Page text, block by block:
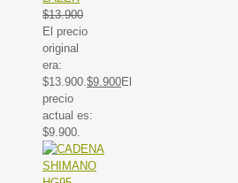
$13.900
El precio
original
era:
$13.900.$9.900El
precio
actual es:
$9.900.